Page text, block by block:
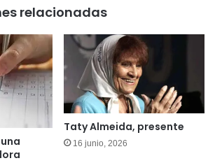
relacionadas
Taty Almeida, presente
16 junio, 2026